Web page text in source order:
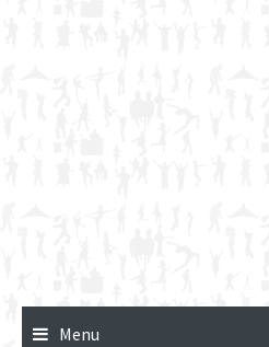
Menu